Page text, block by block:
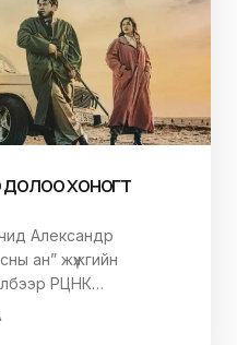
долоо хоногт
Александр
ан” жүжгийн
РЦНК…